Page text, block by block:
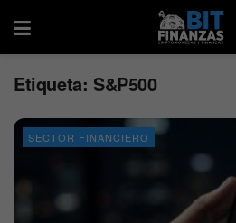
Etiqueta: S&P500
SECTOR FINANCIERO